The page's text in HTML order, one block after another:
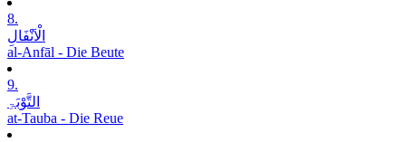
8.
الْاَنْفَالِ
al-Anfāl - Die Beute
9.
التَّوْبَۃِ
at-Tauba - Die Reue